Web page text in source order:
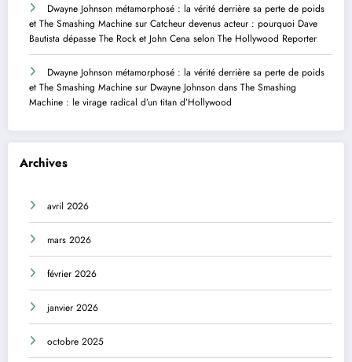
Dwayne Johnson métamorphosé : la vérité derrière sa perte de poids
et The Smashing Machine sur Catcheur devenus acteur : pourquoi Dave
Bautista dépasse The Rock et John Cena selon The Hollywood Reporter
Dwayne Johnson métamorphosé : la vérité derrière sa perte de poids
et The Smashing Machine sur Dwayne Johnson dans The Smashing
Machine : le virage radical d’un titan d’Hollywood
Archives
avril 2026
mars 2026
février 2026
janvier 2026
octobre 2025